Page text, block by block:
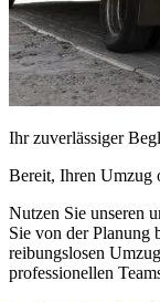
Ihr zuverlässiger
Bereit, Ihren Umzug
Nutzen Sie unseren
Sie von der Planung
reibungslosen
professionellen